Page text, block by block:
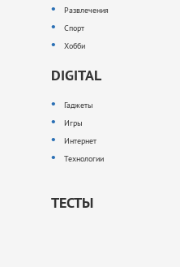
Развлечения
Спорт
Хобби
DIGITAL
Гаджеты
Игры
Интернет
Технологии
ТЕСТЫ